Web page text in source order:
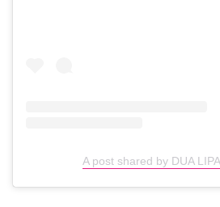
A post shared by DUA